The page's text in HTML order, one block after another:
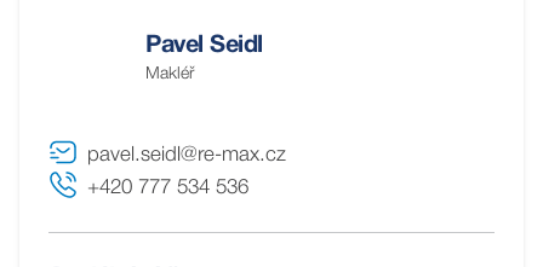
Pavel Seidl
Makléř
pavel.seidl@re-max.cz
+420 777 534 536